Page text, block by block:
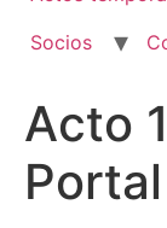
Socios
Acto